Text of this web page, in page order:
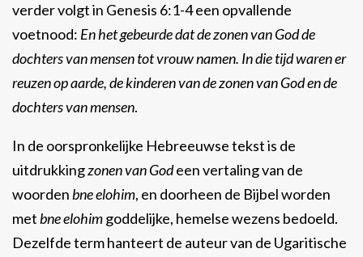
verder volgt in Genesis 6:1-4 een opvallende
voetnood: En het gebeurde dat de zonen van God de
dochters van mensen tot vrouw namen. In die tijd waren er
reuzen op aarde, de kinderen van de zonen van God en de
dochters van mensen.
In de oorspronkelijke Hebreeuwse tekst is de
uitdrukkingzonen van Godeen vertaling van de
woordenbne elohim, en doorheen de Bijbel worden
metbne elohimgoddelijke, hemelse wezens bedoeld.
Dezelfde term hanteert de auteur van de Ugaritische